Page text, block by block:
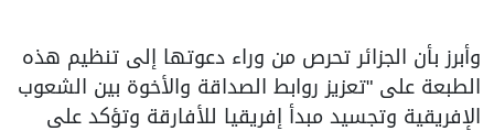
وأبرز بأن الجزائر تحرص من وراء دعوتها إلى تنظيم هذه
الطبعة على "تعزيز روابط الصداقة والأخوة بين الشعوب
الإفريقية وتجسيد مبدأ إفريقيا للأفارقة وتؤكد على